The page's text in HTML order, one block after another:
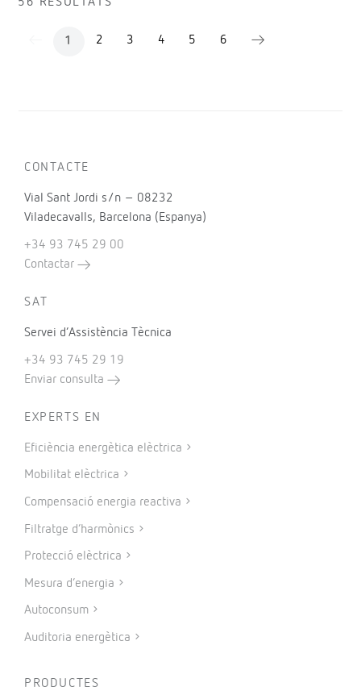
1 2 3 4 5 6
CONTACTE
Vial Sant Jordi s/n – 08232
Viladecavalls, Barcelona (Espanya)
+34 93 745 29 00
Contactar
SAT
Servei d’Assistència Tècnica
+34 93 745 29 19
Enviar consulta
EXPERTS EN
Eficiència energètica elèctrica
Mobilitat elèctrica
Compensació energia reactiva
Filtratge d’harmònics
Protecció elèctrica
Mesura d’energia
Autoconsum
Auditoria energètica
PRODUCTES